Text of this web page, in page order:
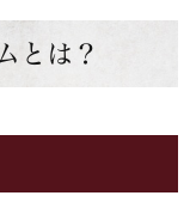
とは？